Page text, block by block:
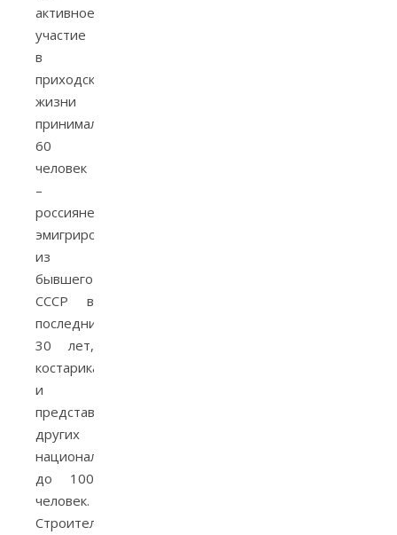
активное
участие
в
приходской
жизни
принимали
60
человек
–
россияне,
эмигрировавшие
из
бывшего
СССР в
последние
30 лет,
костариканцы
и
представители
других
национальностей
до 100
человек.
Строительство